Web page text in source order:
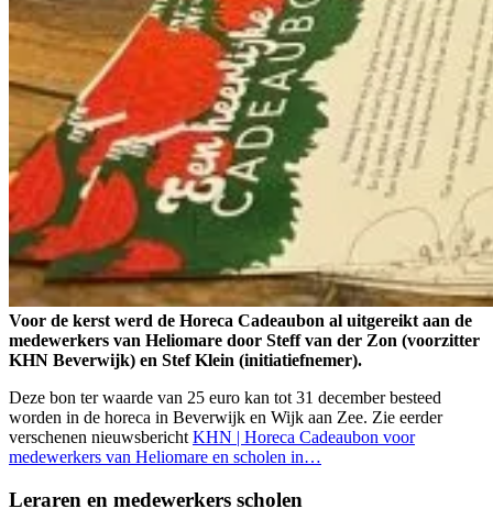
Voor de kerst werd de Horeca Cadeaubon al uitgereikt aan de
medewerkers van Heliomare door Steff van der Zon (voorzitter
KHN Beverwijk) en Stef Klein (initiatiefnemer).
Deze bon ter waarde van 25 euro kan tot 31 december besteed
worden in de horeca in Beverwijk en Wijk aan Zee. Zie eerder
verschenen nieuwsbericht KHN | Horeca Cadeaubon voor
medewerkers van Heliomare en scholen in…
Leraren en medewerkers scholen